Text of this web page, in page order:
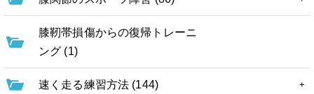
膝靭帯損傷からの復帰トレーニ
ング (1)
速く走る練習方法 (144)